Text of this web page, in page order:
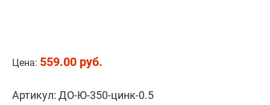
Цена: 559.00 руб.
Артикул: ДО-Ю-350-цинк-0.5